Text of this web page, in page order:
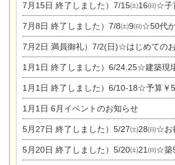
7月15日 終了しました）7/15㈯16㈰☆子育て世
7月8日 終了しました）7/8㈯9㈰☆50代から
7月2日 満員御礼）7/2(日)☆はじめてのおつ
1月1日 終了しました）6/24.25☆建築現場見学
1月1日 終了しました）6/10-18☆予算￥500万でどこまででき
1月1日 6月イベントのお知らせ
5月27日 終了しました）5/27㈯28㈰☆お得窓リ
5月20日 終了しました）5/20㈯21㈰☆築50年平屋のおうち